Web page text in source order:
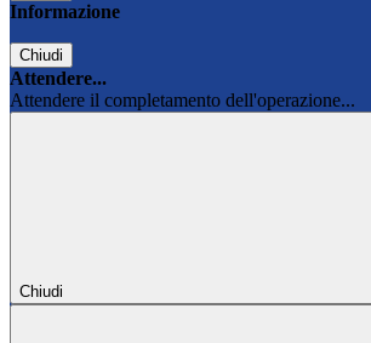
Informazione
Chiudi
Attendere...
Attendere il completamento dell'operazione...
Chiudi